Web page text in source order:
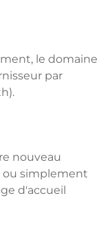
le domaine
par
nouveau
simplement
d'accueil